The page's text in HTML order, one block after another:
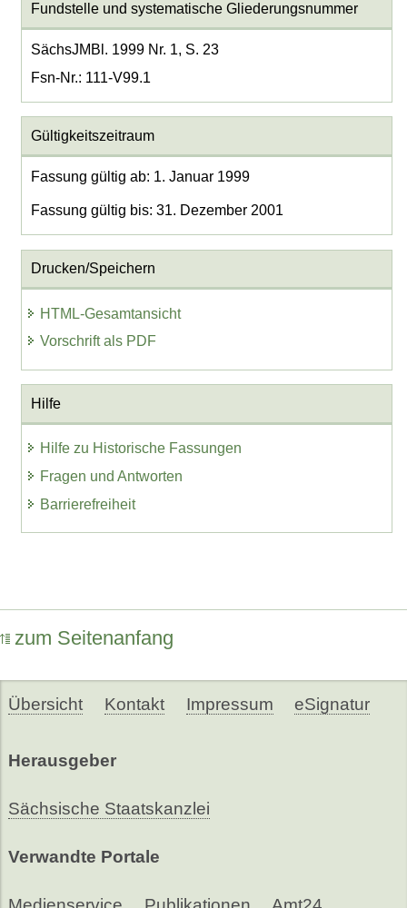
Fundstelle und systematische Gliederungsnummer
SächsJMBl. 1999 Nr. 1, S. 23
Fsn-Nr.: 111-V99.1
Gültigkeitszeitraum
Fassung gültig ab: 1. Januar 1999
Fassung gültig bis: 31. Dezember 2001
Drucken/Speichern
HTML-Gesamtansicht
Vorschrift als PDF
Hilfe
Hilfe zu Historische Fassungen
Fragen und Antworten
Barrierefreiheit
zum Seitenanfang
Übersicht Kontakt Impressum eSignatur
Herausgeber
Sächsische Staatskanzlei
Verwandte Portale